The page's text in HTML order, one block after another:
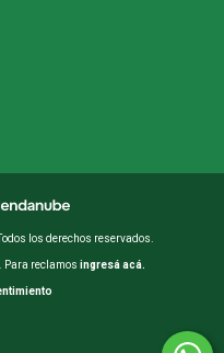
los derechos reservados.
Para reclamos ingresá acá.